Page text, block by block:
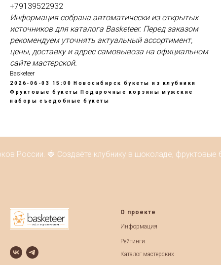
+79139522932
Информация собрана автоматически из открытых
источников для каталога Basketeer. Перед заказом
рекомендуем уточнять актуальный ассортимент,
цены, доставку и адрес самовывоза на официальном
сайте мастерской.
Basketeer
2026-06-03 15:00 Новосибирск
букеты из клубники
Фруктовые букеты
Подарочные корзины мужские
наборы съедобные букеты
🍓 Создаёте клубнику в шоколаде,
О проекте
Информация
Рейтинги
Каталог мастерских